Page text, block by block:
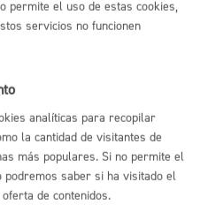
en la vía pública:
electrónico
permite el uso de estas cookies,
servicios no funcionen
analíticas para recopilar
la cantidad de visitantes de
más populares. Si no permite el
podremos saber si ha visitado el
de contenidos.